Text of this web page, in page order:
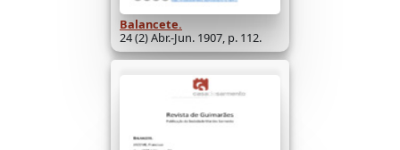
Balancete.
24 (2) Abr.-Jun. 1907, p. 112.